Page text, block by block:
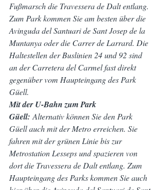
Fußmarsch die Travessera de Dalt entlang.
Zum Park kommen Sie am besten über die
Avinguda del Santuari de Sant Josep de la
Muntanya oder die Carrer de Larrard. Die
Haltestellen der Buslinien 24 und 92 sind
an der Carretera del Carmel fast direkt
gegenüber vom Haupteingang des Park
Güell.
Mit der U-Bahn zum Park
Güell: Alternativ können Sie den Park
Güell auch mit der Metro erreichen. Sie
fahren mit der grünen Linie bis zur
Metrostation Lesseps und spazieren von
dort die Travessera de Dalt entlang. Zum
Haupteingang des Parks kommen Sie auch